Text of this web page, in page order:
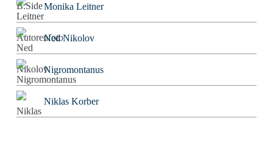
Monika Leitner
Ned Nikolov
Nigromontanus
Niklas Korber